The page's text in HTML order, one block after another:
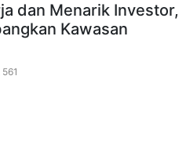
dan Menarik Investor,
Kawasan